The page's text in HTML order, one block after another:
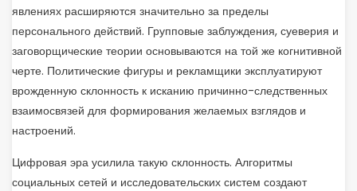
явлениях расширяются значительно за пределы
персонального действий. Групповые заблуждения, суеверия и
заговорщические теории основываются на той же когнитивной
черте. Политические фигуры и рекламщики эксплуатируют
врожденную склонность к исканию причинно-следственных
взаимосвязей для формирования желаемых взглядов и
настроений.
Цифровая эра усилила такую склонность. Алгоритмы
социальных сетей и исследовательских систем создают